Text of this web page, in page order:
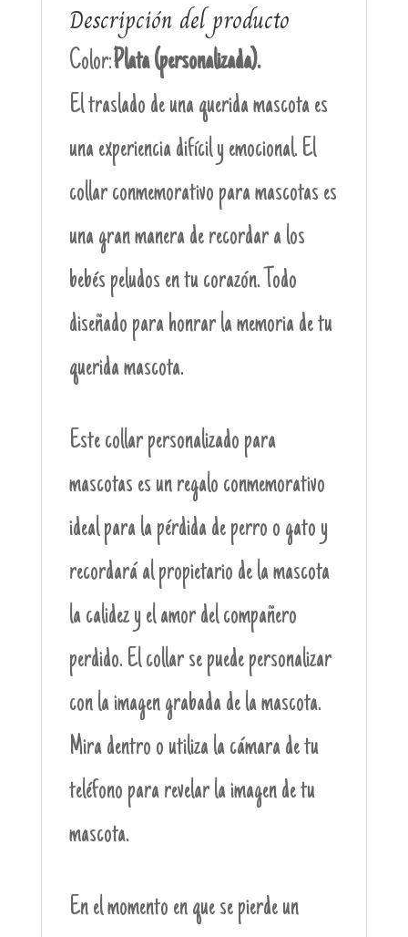
Descripción del producto
Color:Plata (personalizada).
El traslado de una querida mascota es
una experiencia difícil y emocional. El
collar conmemorativo para mascotas es
una gran manera de recordar a los
bebés peludos en tu corazón. Todo
diseñado para honrar la memoria de tu
querida mascota.
Este collar personalizado para
mascotas es un regalo conmemorativo
ideal para la pérdida de perro o gato y
recordará al propietario de la mascota
la calidez y el amor del compañero
perdido. El collar se puede personalizar
con la imagen grabada de la mascota.
Mira dentro o utiliza la cámara de tu
teléfono para revelar la imagen de tu
mascota.
En el momento en que se pierde un